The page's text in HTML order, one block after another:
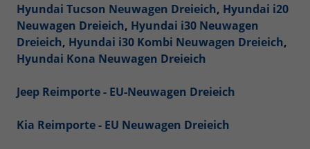
Hyundai Tucson Neuwagen Dreieich, Hyundai i20
Neuwagen Dreieich, Hyundai i30 Neuwagen
Dreieich, Hyundai i30 Kombi Neuwagen Dreieich,
Hyundai Kona Neuwagen Dreieich
Jeep Reimporte - EU-Neuwagen Dreieich
Kia Reimporte - EU Neuwagen Dreieich